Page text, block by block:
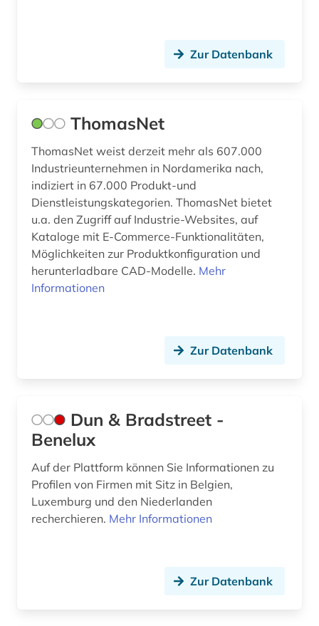
österreich (1)
Zur Datenbank
ThomasNet
ThomasNet weist derzeit mehr als 607.000
Industrieunternehmen in Nordamerika nach,
indiziert in 67.000 Produkt-und
Dienstleistungskategorien. ThomasNet bietet
u.a. den Zugriff auf Industrie-Websites, auf
Kataloge mit E-Commerce-Funktionalitäten,
Möglichkeiten zur Produktkonfiguration und
herunterladbare CAD-Modelle. Mehr
Informationen
Zur Datenbank
Dun & Bradstreet -
Benelux
Auf der Plattform können Sie Informationen zu
Profilen von Firmen mit Sitz in Belgien,
Luxemburg und den Niederlanden
recherchieren. Mehr Informationen
Zur Datenbank